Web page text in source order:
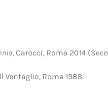
, Carocci, Roma 2014
Ventaglio, Roma 1988.